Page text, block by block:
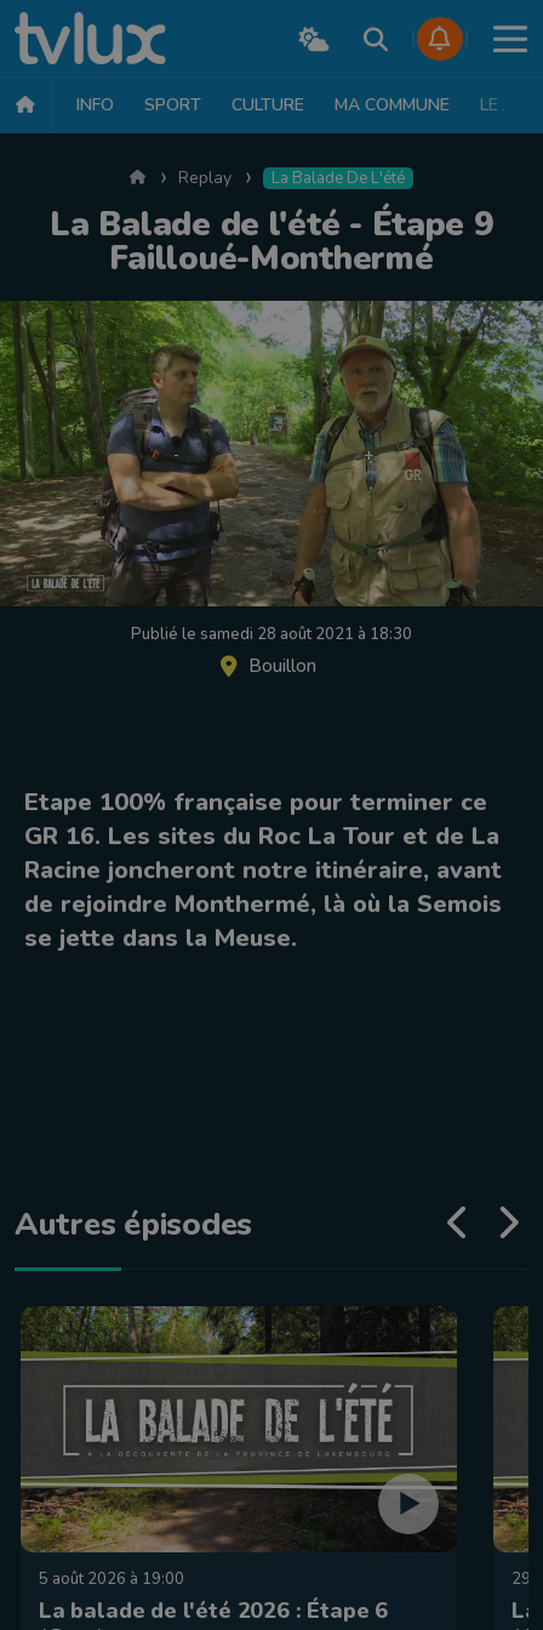
INFO SPORT CULTURE MA COMMUNE LE JT
AccueilReplay La Balade De L'été
La Balade de l'été - Étape 9
Failloué-Monthermé
Publié le samedi 28 août 2021 à 18:30
Bouillon
Etape 100% française pour terminer ce
GR 16. Les sites du Roc La Tour et de La
Racine joncheront notre itinéraire, avant
de rejoindre Monthermé, là où la Semois
se jette dans la Meuse.
Autres épisodes
5 août 2026 à 19:00
La balade de l'été 2026 : Étape 6
29